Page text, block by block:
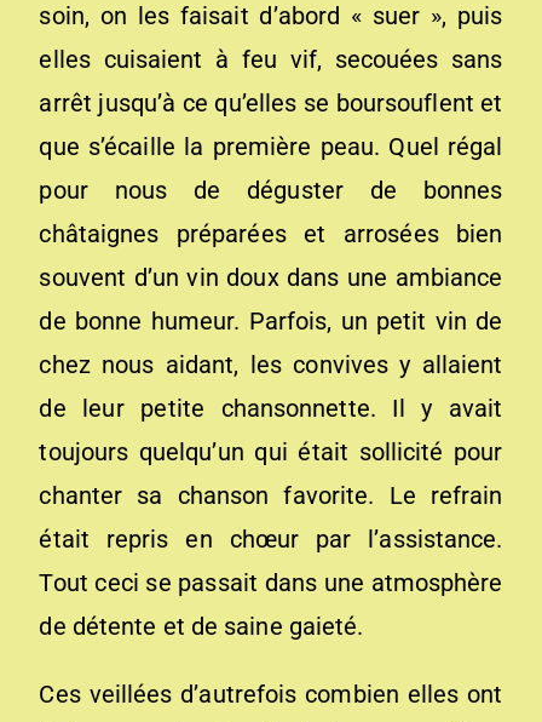
soin, on les faisait d’abord « suer », puis
elles cuisaient à feu vif, secouées sans
arrêt jusqu’à ce qu’elles se boursouflent et
que s’écaille la première peau. Quel régal
pour nous de déguster de bonnes
châtaignes préparées et arrosées bien
souvent d’un vin doux dans une ambiance
de bonne humeur. Parfois, un petit vin de
chez nous aidant, les convives y allaient
de leur petite chansonnette. Il y avait
toujours quelqu’un qui était sollicité pour
chanter sa chanson favorite. Le refrain
était repris en chœur par l’assistance.
Tout ceci se passait dans une atmosphère
de détente et de saine gaieté.
Ces veillées d’autrefois combien elles ont